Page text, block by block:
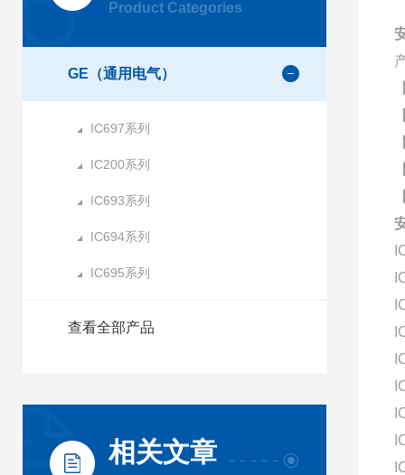
Product Categories
GE（通用电气）
IC697系列
IC200系列
IC693系列
IC694系列
IC695系列
查看全部产品
相关文章